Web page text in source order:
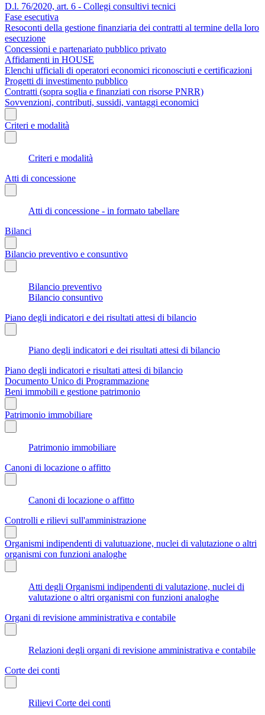
D.l. 76/2020, art. 6 - Collegi consultivi tecnici
Fase esecutiva
Resoconti della gestione finanziaria dei contratti al termine della loro
esecuzione
Concessioni e partenariato pubblico privato
Affidamenti in HOUSE
Elenchi ufficiali di operatori economici riconosciuti e certificazioni
Progetti di investimento pubblico
Contratti (sopra soglia e finanziati con risorse PNRR)
Sovvenzioni, contributi, sussidi, vantaggi economici
Criteri e modalità
Criteri e modalità
Atti di concessione
Atti di concessione - in formato tabellare
Bilanci
Bilancio preventivo e consuntivo
Bilancio preventivo
Bilancio consuntivo
Piano degli indicatori e dei risultati attesi di bilancio
Piano degli indicatori e dei risultati attesi di bilancio
Piano degli indicatori e risultati attesi di bilancio
Documento Unico di Programmazione
Beni immobili e gestione patrimonio
Patrimonio immobiliare
Patrimonio immobiliare
Canoni di locazione o affitto
Canoni di locazione o affitto
Controlli e rilievi sull'amministrazione
Organismi indipendenti di valutuazione, nuclei di valutazione o altri
organismi con funzioni analoghe
Atti degli Organismi indipendenti di valutazione, nuclei di
valutazione o altri organismi con funzioni analoghe
Organi di revisione amministrativa e contabile
Relazioni degli organi di revisione amministrativa e contabile
Corte dei conti
Rilievi Corte dei conti